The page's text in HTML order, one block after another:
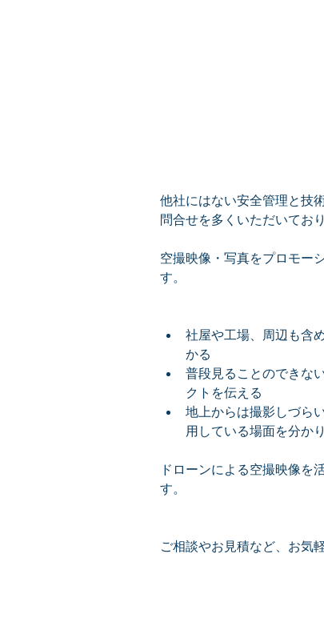
他社にはない安全管理と技
問合せを多くいただいてお
空撮映像・写真をプロモー
す。
社屋や工場、周辺も含
かる
普段見ることのできな
クトを伝える
地上からは撮影しづら
用している場面を分か
ドローンによる空撮映像を
す。
ご相談やお見積など、お気